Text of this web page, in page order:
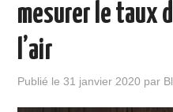
EQUIPEMENTS
IMMO
mesurer le taux
l’air
Publié le31 janvier 2020 par